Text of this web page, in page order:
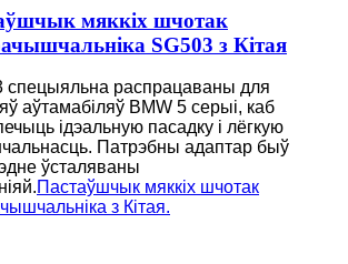
мяккіх шчотак
SG503 з Кітая
спецыяльна распрацаваны для
аўтамабіляў BMW 5 серыі, каб
ідэальную пасадку і лёгкую
Патрэбны адаптар быў
ўсталяваны
Пастаўшчык мяккіх шчотак
з Кітая.